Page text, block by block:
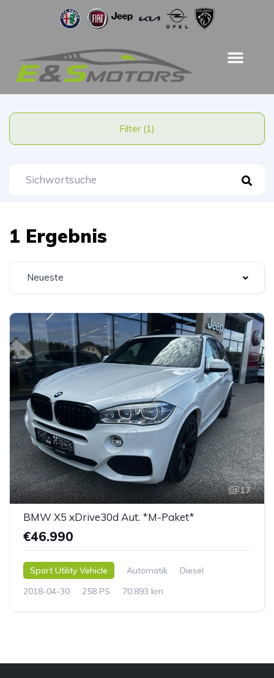
Filter (1)
1 Ergebnis
Neueste
17
BMW X5 xDrive30d Aut. *M-Paket*
€46.990
Sport Utility Vehicle Automatik
Diesel
2018-04-30
258 PS 70.893 km